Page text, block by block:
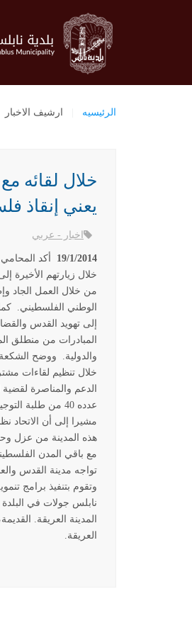
الرئيسيه ارشيف الاخبار
خلال لقائه
يعني إنقاذ
اخبار - عربي
19/1/2014 أكد
خلال زيارتهم الأخيرة
من خلال العمل الجاد
الوطني الفلسطيني.
إلى تهويد القدس
المبادرات من منطلق
والدولية.
ووضح الشكعة
خلال تنظيم لقاءات
الدعم والمناصرة
عدده 40 من طلبة التوجيهي والجامعات الفلسطينية الشكر والتقدير
مشيرا إلى أن الاتحاد
هذه المدينة من عزل
مع باقي المدن
تواجه مدينة القدس
وتقوم بتنفيذ برامج
نابلس جولات في البلدة
المدينة العريقة.
العريقة.